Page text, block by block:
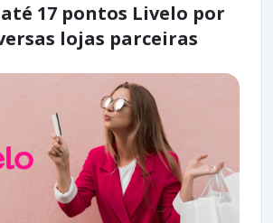
até 17 pontos Livelo por
lojas parceiras